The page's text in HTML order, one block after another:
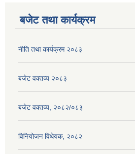
बजेट तथा कार्यक्रम
नीति तथा कार्यक्रम २०८३
बजेट वक्तव्य २०८३
बजेट वक्तव्य, २०८२/०८३
विनियोजन विधेयक, २०८२